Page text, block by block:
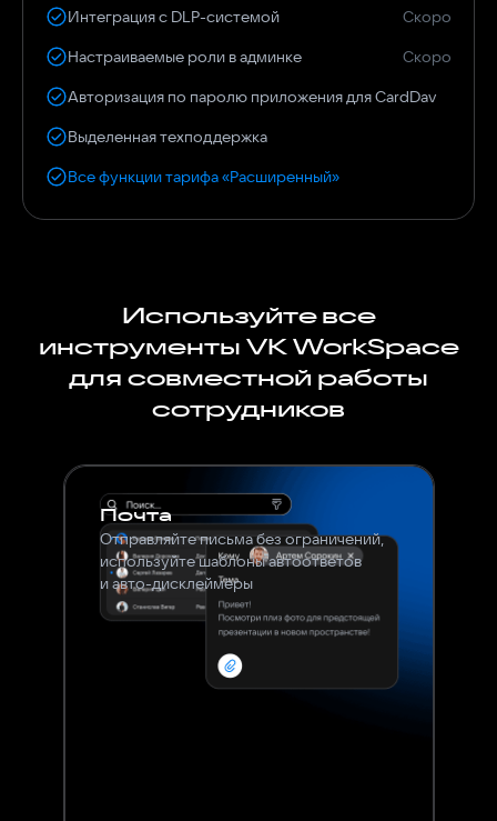
Интеграция с DLP-системой
Скоро
Настраиваемые роли в админке
Скоро
Авторизация по паролю приложения для CardDav
Выделенная техподдержка
Все функции тарифа «Расширенный»
Используйте все
инструменты VK WorkSpace
для совместной работы
сотрудников
Почта
Отправляйте письма без ограничений,
используйте шаблоны автоответов
и авто-дисклеймеры